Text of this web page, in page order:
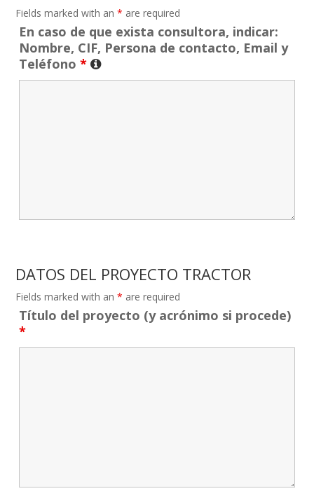
Fields marked with an* are required
En caso de que exista consultora, indicar:
Nombre, CIF, Persona de contacto, Email y
Teléfono*
DATOS DEL PROYECTO TRACTOR
Fields marked with an* are required
Título del proyecto (y acrónimo si procede)
*